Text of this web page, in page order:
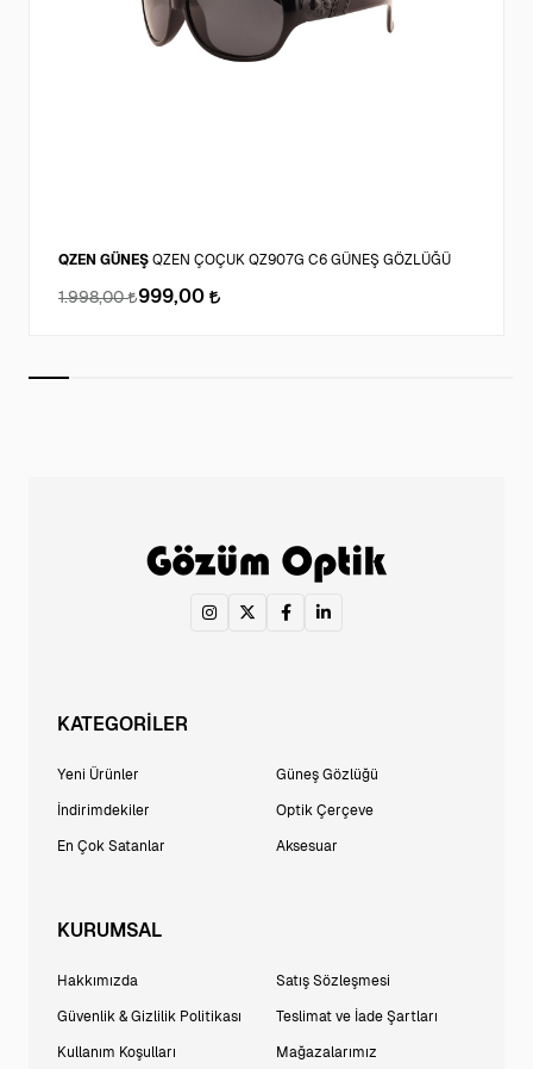
QZEN GÜNEŞ QZEN ÇOÇUK QZ907G C6 GÜNEŞ GÖZLÜĞÜ
1.998,00 999,00
KATEGORİLER
Yeni Ürünler
İndirimdekiler
En Çok Satanlar
Güneş Gözlüğü
Optik Çerçeve
Aksesuar
KURUMSAL
Hakkımızda
Güvenlik & Gizlilik Politikası
Kullanım Koşulları
Satış Sözleşmesi
Teslimat ve İade Şartları
Mağazalarımız